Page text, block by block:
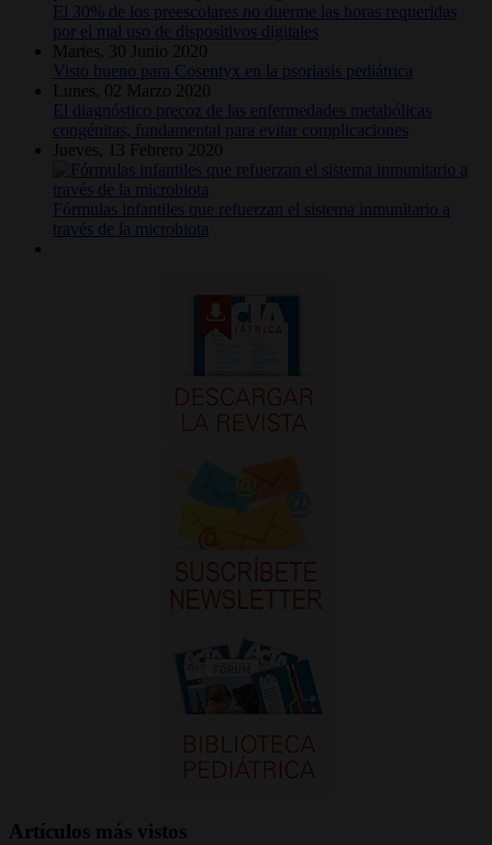
El 30% de los preescolares no duerme las horas requeridas
por el mal uso de dispositivos digitales
Martes, 30 Junio 2020
Visto bueno para Cosentyx en la psoriasis pediátrica
Lunes, 02 Marzo 2020
El diagnóstico precoz de las enfermedades metabólicas
congénitas, fundamental para evitar complicaciones
Jueves, 13 Febrero 2020
Fórmulas infantiles que refuerzan el sistema inmunitario a
través de la microbiota
Artículos más vistos